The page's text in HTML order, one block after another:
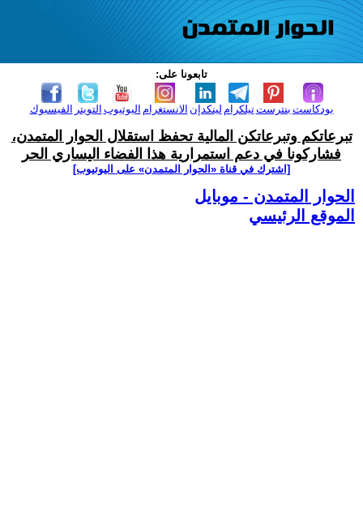
تابعونا على:
الفيسبوك التويتر اليوتيوب الانستغرام لينكدإن تيلكرامبنترست بودكاست
تبرعاتكم وتبرعاتكن المالية تحفظ استقلال الحوار المتمدن،
فشاركونا في دعم استمرارية هذا الفضاء اليساري الحر
[اشترك في قناة ‫«الحوار المتمدن» على اليوتيوب]
الحوار المتمدن - موبايل
الموقع الرئيسي